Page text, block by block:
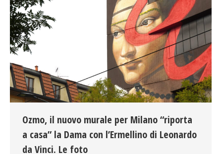
Ozmo, il nuovo murale per Milano “riporta
a casa” la Dama con l’Ermellino di Leonardo
da Vinci. Le foto